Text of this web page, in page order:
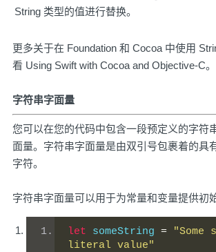
String 类型的值进行替换。
更多关于在 Foundation 和 Cocoa 中使用
看 Using Swift with Cocoa and Objective-C。
字符串字面量
您可以在您的代码中包含一段预定义的字符
面量。字符串字面量是由双引号包裹着的具
字符。
字符串字面量可以用于为常量和变量提供初
let someString =
"Some
literal value"